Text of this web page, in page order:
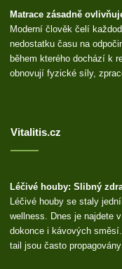
Matrace zásadně
Moderní člověk čelí
nedostatku času na
během kterého dochází k
obnovují fyzické síly,
Vitalitis.cz
Léčivé houby: Slibný
Léčivé houby se staly
wellness. Dnes je najdete
dokonce i kávových
tail jsou často